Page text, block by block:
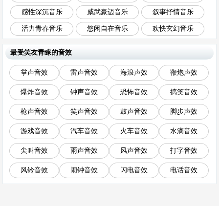
感性深沉音乐 威武豪迈音乐 叙事抒情音乐
活力青春音乐 悠闲自在音乐 欢快玄幻音乐
最受笑友青睐的音效
掌声音效 雷声音效 海浪声效 鞭炮声效
爆炸音效 钟声音效 恐怖音效 搞笑音效
枪声音效 笑声音效 鼓声音效 脚步声效
游戏音效 汽车音效 火车音效 水滴音效
尖叫音效 雨声音效 风声音效 打字音效
风铃音效 闹钟音效 闪电音效 电话音效